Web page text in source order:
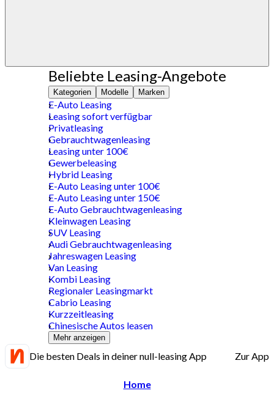
Beliebte Leasing-Angebote
Kategorien Modelle Marken
E-Auto Leasing
Leasing sofort verfügbar
Privatleasing
Gebrauchtwagenleasing
Leasing unter 100€
Gewerbeleasing
Hybrid Leasing
E-Auto Leasing unter 100€
E-Auto Leasing unter 150€
E-Auto Gebrauchtwagenleasing
Kleinwagen Leasing
SUV Leasing
Audi Gebrauchtwagenleasing
Jahreswagen Leasing
Van Leasing
Kombi Leasing
Regionaler Leasingmarkt
Cabrio Leasing
Kurzzeitleasing
Chinesische Autos leasen
Mehr anzeigen
Die besten Deals in deiner null-leasing App Zur App
Home